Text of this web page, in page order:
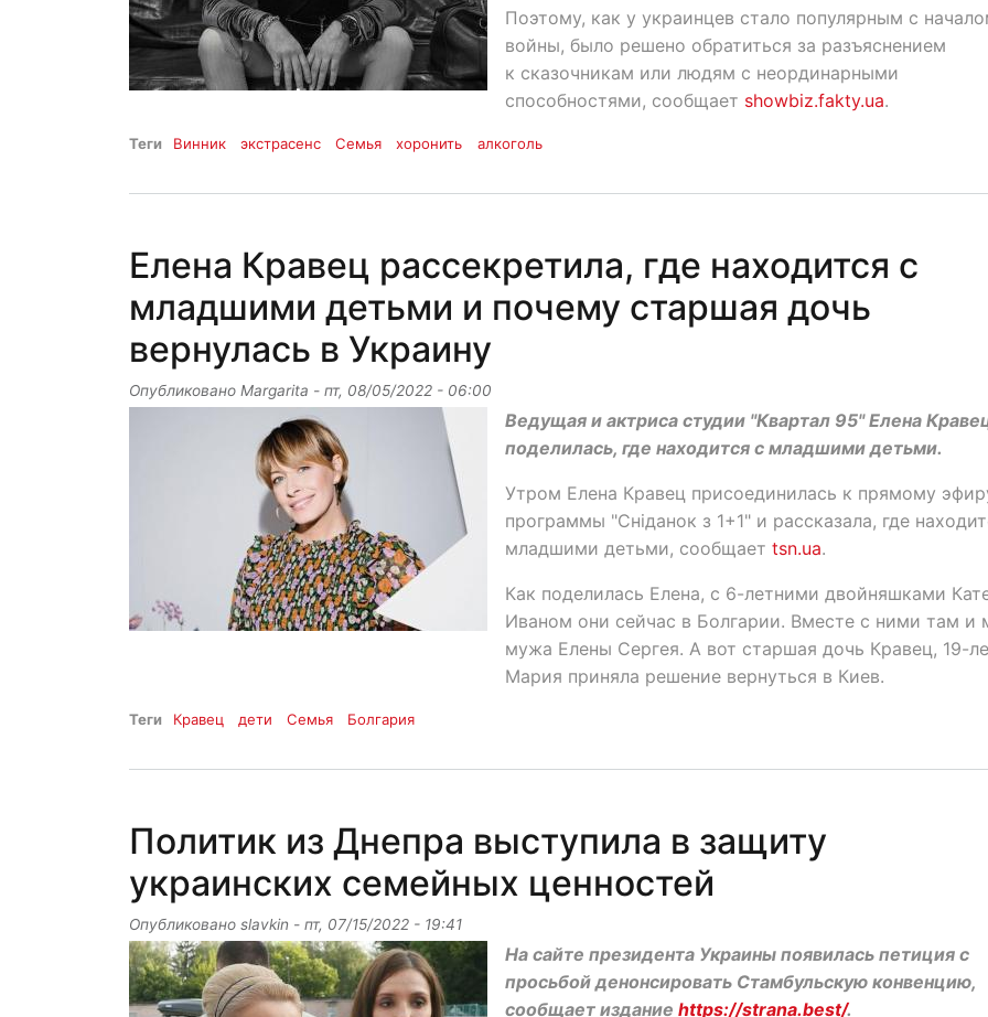
Поэтому, как у украинцев стало популярным с
войны, было решено обратиться за разъяснением
к сказочникам или людям с неординарными
способностями, сообщает showbiz.fakty.ua.
Теги Винник экстрасенс Семья хоронить алкоголь
Елена Кравец рассекретила, где находится с
младшими детьми и почему старшая дочь
вернулась в Украину
Опубликовано Margarita - пт, 08/05/2022 - 06:00
Ведущая и актриса студии "Квартал 95" Елена
поделилась, где находится с младшими детьми.
Утром Елена Кравец присоединилась к прямому
программы "Сніданок з 1+1" и рассказала, где
младшими детьми, сообщает tsn.ua.
Как поделилась Елена, с 6-летними двойняшками
Иваном они сейчас в Болгарии. Вместе с ними там и
мужа Елены Сергея. А вот старшая дочь Кравец, 19-
Мария приняла решение вернуться в Киев.
Теги Кравец дети Семья Болгария
Политик из Днепра выступила в защиту
украинских семейных ценностей
Опубликовано slavkin - пт, 07/15/2022 - 19:41
На сайте президента Украины появилась петиция с
просьбой денонсировать Стамбульскую конвенцию,
сообщает издание https://strana.best/.